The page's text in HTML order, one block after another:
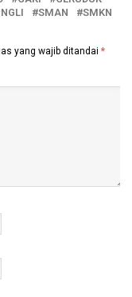
SMAN SMKN
yang wajib ditandai *